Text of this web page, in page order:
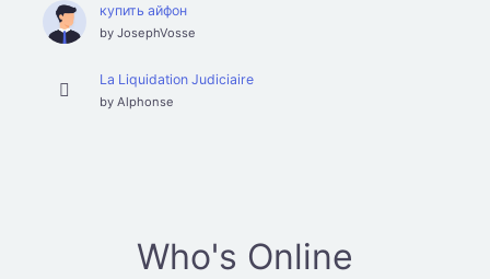
купить айфон
by JosephVosse
La Liquidation Judiciaire
by Alphonse
Who's Online